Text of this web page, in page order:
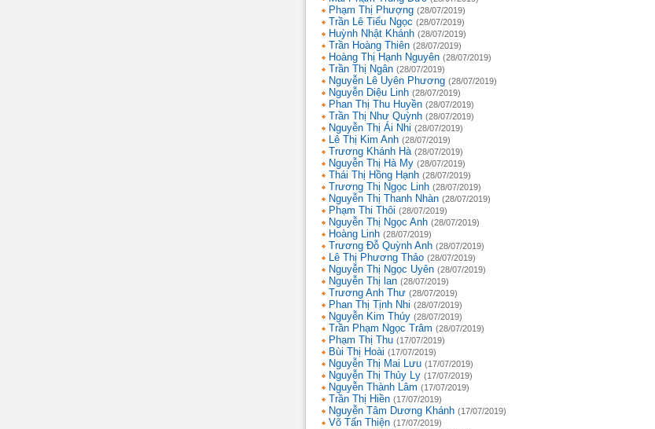
Phạm Thị Phượng (28/07/2019)
Trần Lê Tiểu Ngọc (28/07/2019)
Huỳnh Nhật Khánh (28/07/2019)
Trần Hoàng Thiên (28/07/2019)
Hoàng Thị Hạnh Nguyên (28/07/2019)
Trần Thị Ngân (28/07/2019)
Nguyễn Lê Uyên Phương (28/07/2019)
Nguyễn Diệu Linh (28/07/2019)
Phan Thị Thu Huyền (28/07/2019)
Trần Thị Như Quỳnh (28/07/2019)
Nguyễn Thị Ái Nhi (28/07/2019)
Lê Thị Kim Anh (28/07/2019)
Trương Khánh Hà (28/07/2019)
Nguyễn Thị Hà My (28/07/2019)
Thái Thị Hồng Hạnh (28/07/2019)
Trương Thị Ngọc Linh (28/07/2019)
Nguyễn Thị Thanh Nhàn (28/07/2019)
Phạm Thi Thôi (28/07/2019)
Nguyễn Thị Ngọc Anh (28/07/2019)
Hoàng Linh (28/07/2019)
Trương Đỗ Quỳnh Anh (28/07/2019)
Lê Thị Phương Thảo (28/07/2019)
Nguyễn Thị Ngọc Uyên (28/07/2019)
Nguyễn Thị lan (28/07/2019)
Trương Anh Thư (28/07/2019)
Phan Thị Tịnh Nhi (28/07/2019)
Nguyễn Kim Thúy (28/07/2019)
Trần Phạm Ngọc Trâm (28/07/2019)
Phạm Thị Thu (17/07/2019)
Bùi Thị Hoài (17/07/2019)
Nguyễn Thị Mai Lưu (17/07/2019)
Nguyễn Thị Thủy Ly (17/07/2019)
Nguyễn Thành Lâm (17/07/2019)
Trần Thị Hiền (17/07/2019)
Nguyễn Tâm Dương Khánh (17/07/2019)
Võ Tấn Thiện (17/07/2019)